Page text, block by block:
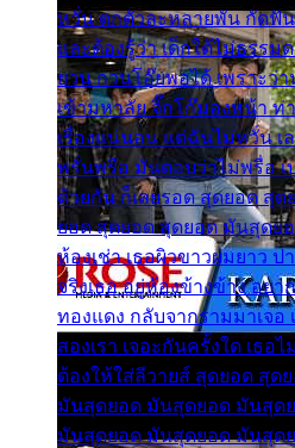
หวั่น ตกตัวละหลายพัน กัดฟัน
และต้องรู้ว่า เด็กใต้ไม่ธรรม
ยวน กวนโอ๊ยพอได้ เพราะว่
เข้ามหาลัย จิ๊กโก๊มองหน้า ท่
เรื่องแน่นอน แต่ฉันไม่หวั่น เ
พรั่นพรือ มันตอบว่าไม่พรื่อ เ
ด้วยกัน ก็เลยรอด สุดยอด สุ
ยอด สุดยอด สุดยอด มันสุดย
ห้องเช่า เธอผิวขาวผมยาว
จริงเธอ อยู่ห้องข้างข้าง อยา
ทองแดง กลับจากรามมาเจ
สองเรา เจอะกันครั้งใด เธอ
ต้องให้ใส่ลีวายส์ สุดยอด สุ
มันสุดยอด มันสุดยอด มันสุด
มันสุดยอด มันสุดยอด มันสุด